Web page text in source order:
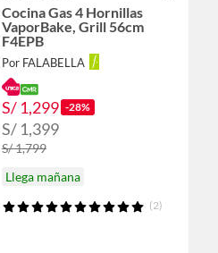
Cocina Gas 4 Hornillas
VaporBake, Grill 56cm
F4EPB
Por FALABELLA
S/ 1,299 -28%
S/ 1,399
S/ 1,799
Llega mañana
(2)